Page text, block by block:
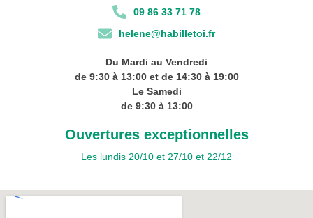
09 86 33 71 78
helene@habilletoi.fr
Du Mardi au Vendredi
de 9:30 à 13:00 et de 14:30 à 19:00
Le Samedi
de 9:30 à 13:00
Ouvertures exceptionnelles
Les lundis 20/10 et 27/10 et 22/12